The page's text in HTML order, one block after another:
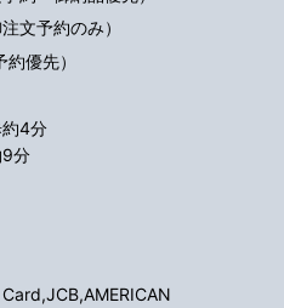
文予約のみ）
優先）
約4分
9分